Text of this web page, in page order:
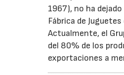
1967), no ha
Fábrica de
Actualmente, el
del 80% de los
exportaciones a